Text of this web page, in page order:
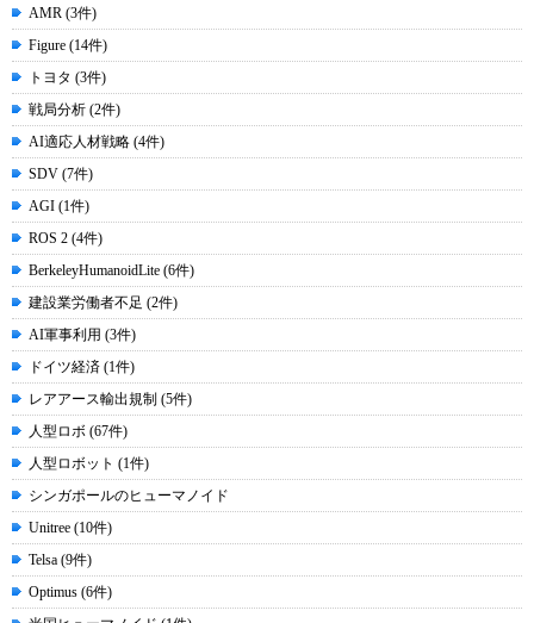
AMR (3件)
Figure (14件)
トヨタ (3件)
戦局分析 (2件)
AI適応人材戦略 (4件)
SDV (7件)
AGI (1件)
ROS 2 (4件)
BerkeleyHumanoidLite (6件)
建設業労働者不足 (2件)
AI軍事利用 (3件)
ドイツ経済 (1件)
レアアース輸出規制 (5件)
人型ロボ (67件)
人型ロボット (1件)
シンガポールのヒューマノイド
Unitree (10件)
Telsa (9件)
Optimus (6件)